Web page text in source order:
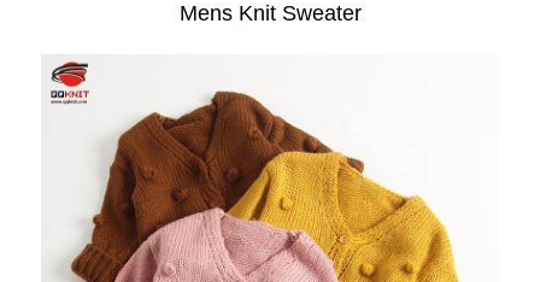
Mens Knit Sweater